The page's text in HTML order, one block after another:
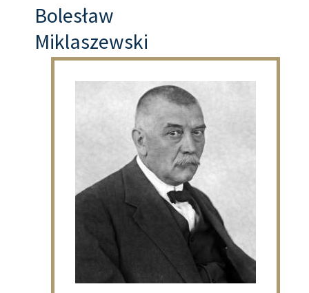
Bolesław
Miklaszewski